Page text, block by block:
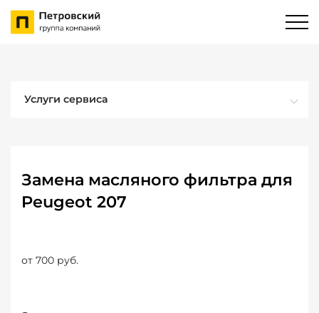
Услуги сервиса
Замена масляного фильтра для
Peugeot 207
от 700 руб.